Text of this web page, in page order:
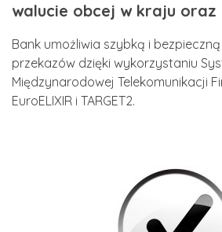
walucie obcej w kraju oraz
Bank umożliwia szybką i
przekazów dzięki wykorzystaniu
Międzynarodowej Telekomunikacji
EuroELIXIR i TARGET2.